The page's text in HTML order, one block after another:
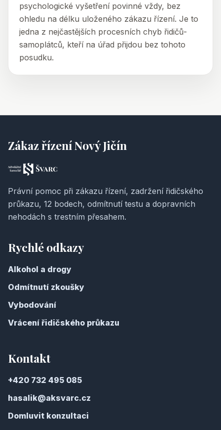
psychologické vyšetření povinné vždy, bez
ohledu na délku uloženého zákazu řízení. Je to
jedna z nejčastějších procesních chyb řidičů-
samoplátců, kteří na úřad přijdou bez tohoto
posudku.
Zákaz řízení Nový Jičín
Právní pomoc při zákazu řízení, zadržení řidičského
průkazu, 12 bodech, odmítnutí testu a dopravních
nehodách s trestním přesahem.
Rychlé odkazy
Alkohol a drogy
Odmítnutí zkoušky
Vybodování
Vrácení řidičského průkazu
Kontakt
+420 732 495 085
hasalik@aksvarc.cz
Domluvit konzultaci